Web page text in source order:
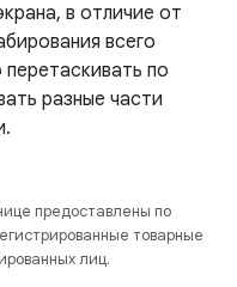
в отличие от
всего
по
разные части
предоставлены по
товарные
лиц.